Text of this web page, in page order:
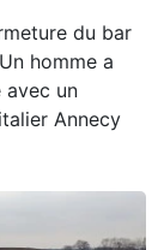
du bar
homme a
avec un
Annecy